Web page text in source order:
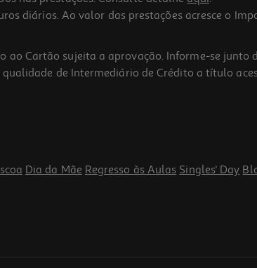
diários. Ao valor das prestações acresce o
ao Cartão sujeita a aprovação. Informe-se junto
de Intermediário de Crédito a título
Dia da Mãe Regresso às Aulas Singles' Day